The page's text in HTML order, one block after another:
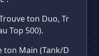
ton Duo, Tr
Top 500).
ton Main (Tank/D